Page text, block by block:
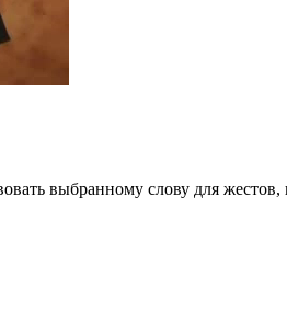
выбранному слову для